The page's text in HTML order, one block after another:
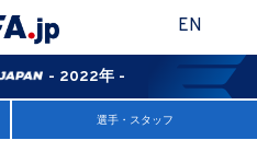
EN
- 2022年 -
選手・スタッフ